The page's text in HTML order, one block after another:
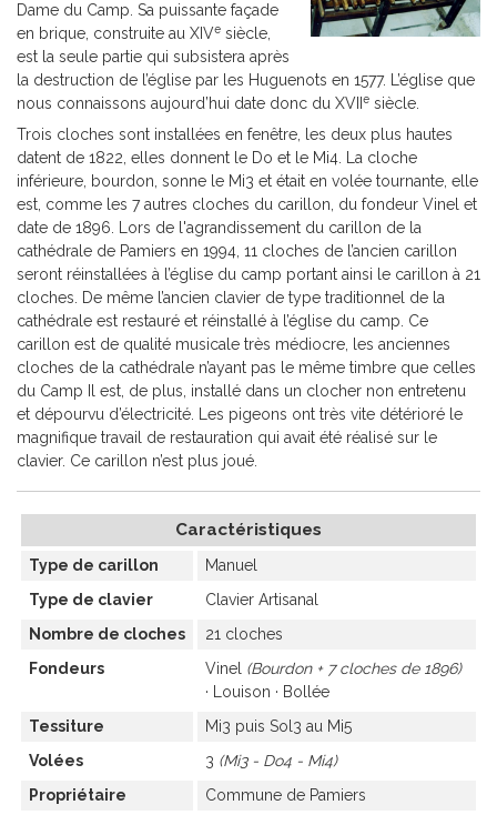
Dame du Camp. Sa puissante façade
en brique, construite au XIVe siècle,
est la seule partie qui subsistera après
la destruction de l’église par les Huguenots en 1577. L’église que
nous connaissons aujourd’hui date donc du XVII e siècle.
Trois cloches sont installées en fenêtre, les deux plus hautes
datent de 1822, elles donnent le Do et le Mi4. La cloche
inférieure, bourdon, sonne le Mi3 et était en volée tournante, elle
est, comme les 7 autres cloches du carillon, du fondeur Vinel et
date de 1896. Lors de l'agrandissement du carillon de la
cathédrale de Pamiers en 1994, 11 cloches de l’ancien carillon
seront réinstallées à l’église du camp portant ainsi le carillon à 21
cloches. De même l’ancien clavier de type traditionnel de la
cathédrale est restauré et réinstallé à l’église du camp. Ce
carillon est de qualité musicale très médiocre, les anciennes
cloches de la cathédrale n’ayant pas le même timbre que celles
du Camp Il est, de plus, installé dans un clocher non entretenu
et dépourvu d’électricité. Les pigeons ont très vite détérioré le
magnifique travail de restauration qui avait été réalisé sur le
clavier. Ce carillon n’est plus joué.
Caractéristiques
Type de carillon
Manuel
Type de clavier
Clavier Artisanal
Nombre de cloches
21 cloches
Fondeurs
Vinel
Bourdon + 7 cloches de 1896
Louison
Bollée
Tessiture
Mi3 puis Sol3 au Mi5
Volées
3 Mi3 - Do4 - Mi4
Propriétaire
Commune de Pamiers